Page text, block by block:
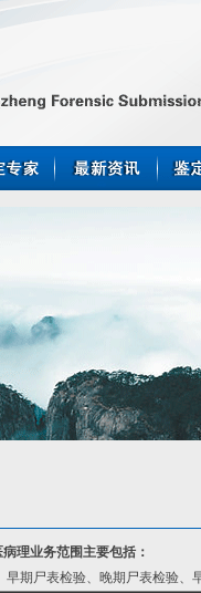
病理业务范围主要包括：
尸表检验、晚期尸表检验、早